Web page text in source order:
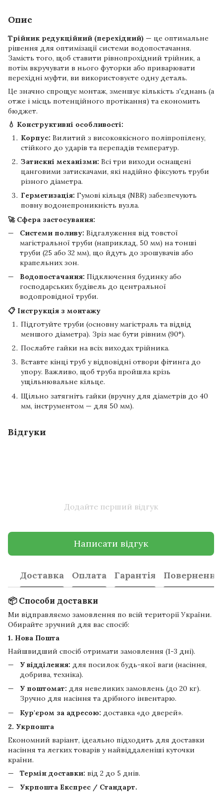
Опис
Трійник редукційний (перехідний) — це оптимальне
рішення для оптимізації системи водопостачання.
Замість того, щоб ставити рівнопрохідний трійник, а
потім вкручувати в нього футорки або приварювати
перехідні муфти, ви використовуєте одну деталь.
Це значно спрощує монтаж, зменшує кількість з'єднань (а
отже і місць потенційного протікання) та економить
бюджет.
💧 Конструктивні особливості:
Корпус: Вилитий з високоякісного поліпропілену,
стійкого до ударів та перепадів температур.
Затискні механізми: Всі три виходи оснащені
цанговими затискачами, які надійно фіксують труби
різного діаметра.
Герметизація: Гумові кільця (NBR) забезпечують
повну водонепроникність вузла.
🚀 Сфера застосування:
Системи поливу: Відгалуження від товстої
магістральної труби (наприклад, 50 мм) на тонші
труби (25 або 32 мм), що йдуть до зрошувачів або
крапельних зон.
Водопостачання: Підключення будинку або
господарських будівель до центральної
водопровідної труби.
📋 Інструкція з монтажу
Підготуйте труби (основну магістраль та відвід
меншого діаметра). Зріз має бути рівним (90°).
Послабте гайки на всіх виходах трійника.
Вставте кінці труб у відповідні отвори фітинга до
упору. Важливо, щоб труба пройшла крізь
ущільнювальне кільце.
Щільно затягніть гайки (вручну для діаметрів до 40
мм, інструментом — для 50 мм).
Відгуки
Додайте перший відгук
Написати відгук
Доставка Оплата Гарантія Повернення
📦 Способи доставки
Ми відправляємо замовлення по всій території України.
Обирайте зручний для вас спосіб:
1. Нова Пошта
Найшвидший спосіб отримати замовлення (1-3 дні).
У відділення: для посилок будь-якої ваги (насіння,
добрива, техніка).
У поштомат: для невеликих замовлень (до 20 кг).
Зручно для насіння та дрібного інвентарю.
Кур'єром за адресою: доставка «до дверей».
2. Укрпошта
Економний варіант, ідеально підходить для доставки
насіння та легких товарів у найвіддаленіші куточки
країни.
Термін доставки: від 2 до 5 днів.
Укрпошта Експрес / Стандарт.